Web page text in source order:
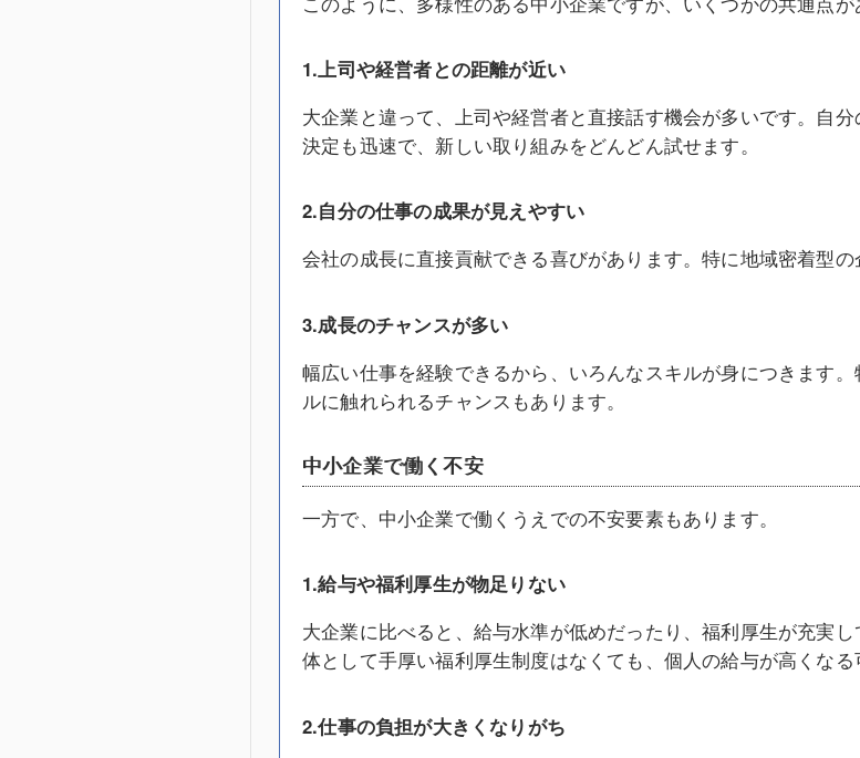
1.上司や経営者との距離が近い
大企業と違って、上司や経営者と直接話す機会が多いです。自
決定も迅速で、新しい取り組みをどんどん試せます。
2.自分の仕事の成果が見えやすい
会社の成長に直接貢献できる喜びがあります。特に地域密着型
3.成長のチャンスが多い
幅広い仕事を経験できるから、いろんなスキルが身につきます
ルに触れられるチャンスもあります。
中小企業で働く不安
一方で、中小企業で働くうえでの不安要素もあります。
1.給与や福利厚生が物足りない
大企業に比べると、給与水準が低めだったり、福利厚生が充実
体として手厚い福利厚生制度はなくても、個人の給与が高くなる
2.仕事の負担が大きくなりがち